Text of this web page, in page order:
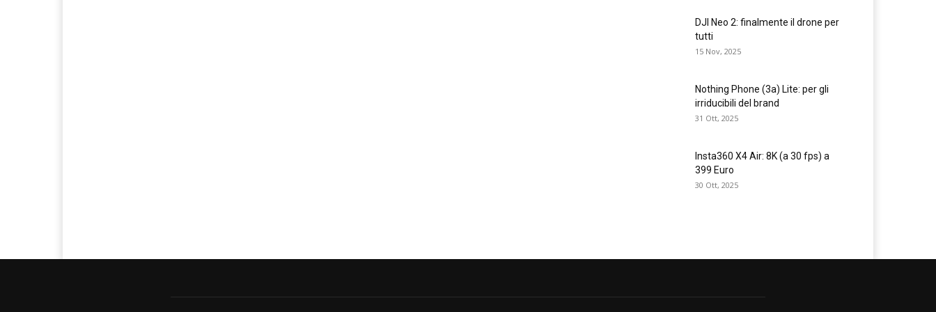
DJI Neo 2: finalmente il drone per
tutti
15 Nov, 2025
Nothing Phone (3a) Lite: per gli
irriducibili del brand
31 Ott, 2025
Insta360 X4 Air: 8K (a 30 fps) a
399 Euro
30 Ott, 2025